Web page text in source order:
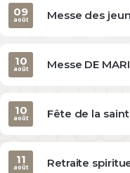
Messe des
09
août
Messe DE
10
août
Fête de la
10
août
Retraite
11
août